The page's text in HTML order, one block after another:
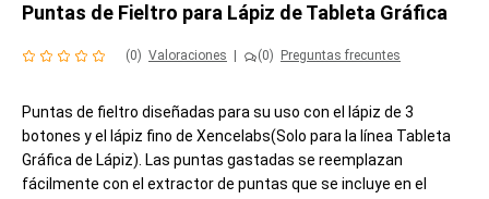
Puntas de Fieltro para Lápiz de Tableta Gráfica
(0) Valoraciones (0) Preguntas frecuntes
Puntas de fieltro diseñadas para su uso con el lápiz de 3
botones y el lápiz fino de Xencelabs(Solo para la línea Tableta
Gráfica de Lápiz). Las puntas gastadas se reemplazan
fácilmente con el extractor de puntas que se incluye en el